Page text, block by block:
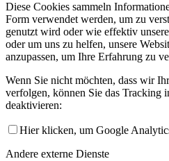
Diese Cookies sammeln
Form verwendet werden, um zu
genutzt wird oder wie effektiv
oder um uns zu helfen, unsere
anzupassen, um Ihre Erfahrung zu
Wenn Sie nicht möchten, dass wir
verfolgen, können Sie das Tracking
deaktivieren:
Hier klicken, um Google
Andere externe Dienste